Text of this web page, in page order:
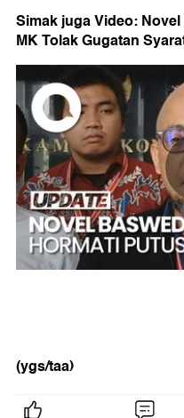
Simak juga Video:
MK Tolak Gugatan
(ygs/taa)